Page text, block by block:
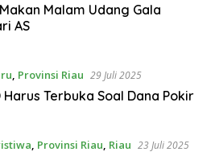
Malam Udang Gala
AS
, Provinsi Riau 29 Juli 2025
Harus Terbuka Soal Dana Pokir
, Provinsi Riau, Riau 23 Juli 2025